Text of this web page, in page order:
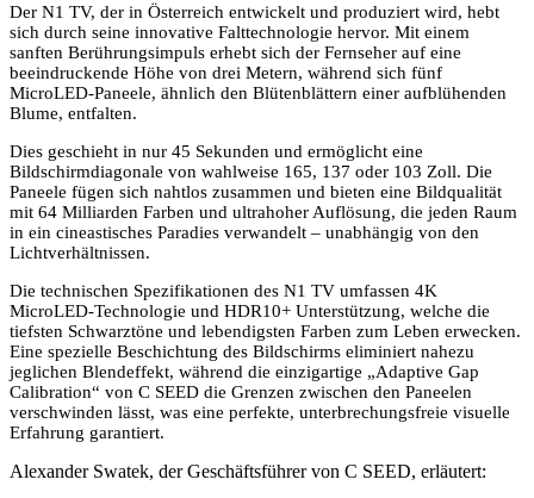
Der N1 TV, der in Österreich entwickelt und produziert wird, hebt
sich durch seine innovative Falttechnologie hervor. Mit einem
sanften Berührungsimpuls erhebt sich der Fernseher auf eine
beeindruckende Höhe von drei Metern, während sich fünf
MicroLED-Paneele, ähnlich den Blütenblättern einer aufblühenden
Blume, entfalten.
Dies geschieht in nur 45 Sekunden und ermöglicht eine
Bildschirmdiagonale von wahlweise 165, 137 oder 103 Zoll. Die
Paneele fügen sich nahtlos zusammen und bieten eine Bildqualität
mit 64 Milliarden Farben und ultrahoher Auflösung, die jeden Raum
in ein cineastisches Paradies verwandelt – unabhängig von den
Lichtverhältnissen.
Die technischen Spezifikationen des N1 TV umfassen 4K
MicroLED-Technologie und HDR10+ Unterstützung, welche die
tiefsten Schwarztöne und lebendigsten Farben zum Leben erwecken.
Eine spezielle Beschichtung des Bildschirms eliminiert nahezu
jeglichen Blendeffekt, während die einzigartige „Adaptive Gap
Calibration“ von C SEED die Grenzen zwischen den Paneelen
verschwinden lässt, was eine perfekte, unterbrechungsfreie visuelle
Erfahrung garantiert.
Alexander Swatek, der Geschäftsführer von C SEED, erläutert: